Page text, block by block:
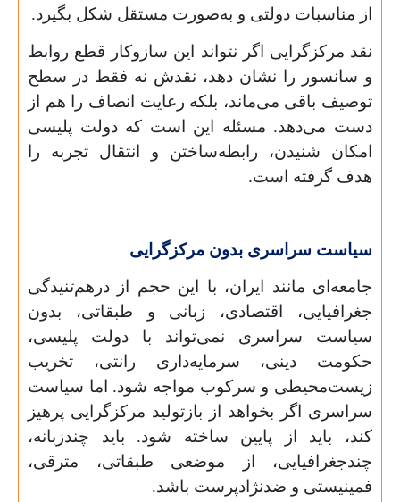
از مناسبات دولتی و به‌صورت مستقل شکل بگیرد.
نقد مرکزگرایی اگر نتواند این سازوکار قطع روابط
و سانسور را نشان دهد، نقدش نه فقط در سطح
توصیف باقی می‌ماند، بلکه رعایت انصاف را هم از
دست می‌دهد. مسئله این است که دولت پلیسی
امکان شنیدن، رابطه‌ساختن و انتقال تجربه را
هدف گرفته است.
سیاست سراسری بدون مرکزگرایی
جامعه‌ای مانند ایران، با این حجم از درهم‌تنیدگی
جغرافیایی، اقتصادی، زبانی و طبقاتی، بدون
سیاست سراسری نمی‌تواند با دولت پلیسی،
حکومت دینی، سرمایه‌داری رانتی، تخریب
زیست‌محیطی و سرکوب مواجه شود. اما سیاست
سراسری اگر بخواهد از بازتولید مرکزگرایی پرهیز
کند، باید از پایین ساخته شود. باید چندزبانه،
چندجغرافیایی، از موضعی طبقاتی، مترقی،
فمینیستی و ضدنژادپرست باشد.